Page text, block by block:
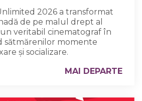
2026 a transformat
de pe malul drept al
veritabil cinematograf în
sătmărenilor momente
și socializare.
MAI DEPARTE